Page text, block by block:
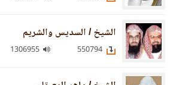
الشيخ / السديس والشريم